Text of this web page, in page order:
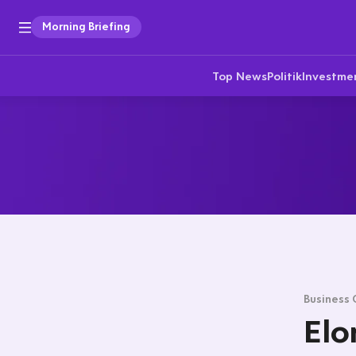
Morning Briefing
Top NewsPolitik
Business